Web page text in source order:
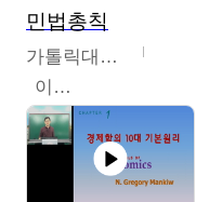
민법총칙
가톨릭대학교
이홍민